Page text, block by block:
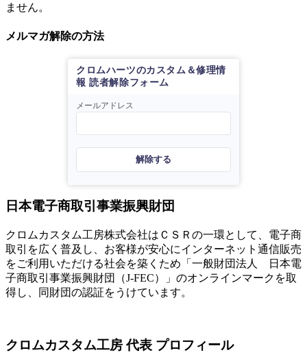
ません。
メルマガ解除の方法
クロムハーツのカスタム＆修理情
報 読者解除フォーム
メールアドレス
解除する
日本電子商取引事業振興財団
クロムカスタム工房株式会社はＣＳＲの一環として、電子商
取引を広く普及し、お客様が安心にインターネット通信販売
をご利用いただける社会を築くため「一般財団法人 日本電
子商取引事業振興財団（J-FEC）」のオンラインマークを取
得し、同財団の認証をうけています。
クロムカスタム工房 代表 プロフィール